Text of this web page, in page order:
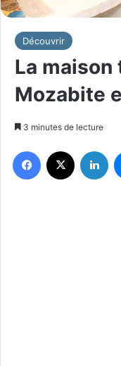
Découvrir
La
Mozabite
3 minutes de lecture